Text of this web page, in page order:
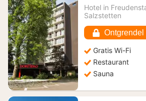
€
Hotel in
Salzstetten
Ontgrendel
Gratis Wi-Fi
Restaurant
Sauna